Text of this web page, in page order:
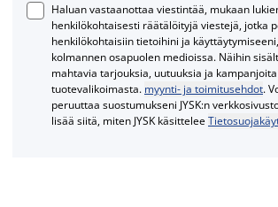
Haluan vastaanottaa viestintää, mukaan
henkilökohtaisesti räätälöityjä viestejä, jotka
henkilökohtaisiin tietoihini ja
kolmannen osapuolen medioissa. Näihin
mahtavia tarjouksia, uutuuksia ja kampanjoita
tuotevalikoimasta. myynti- ja toimitusehdot.
peruuttaa suostumukseni JYSK:n
lisää siitä, miten JYSK käsittelee